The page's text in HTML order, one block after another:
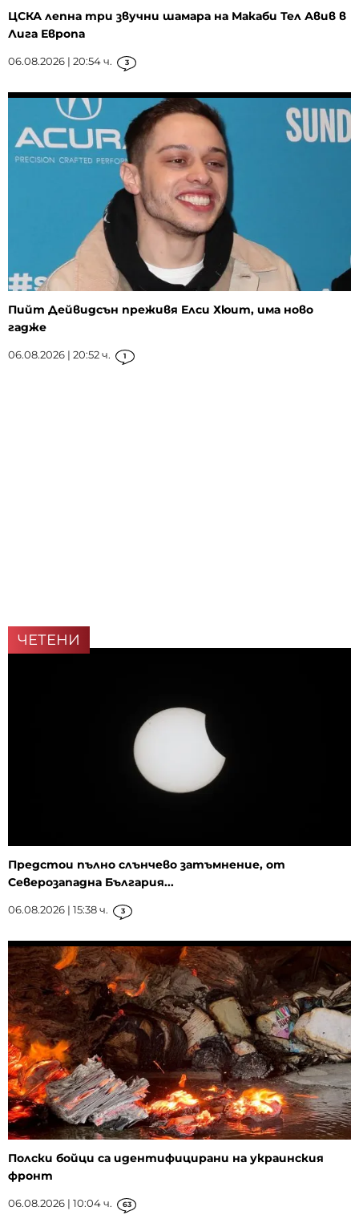
ЦСКА лепна три звучни шамара на Макаби Тел Авив в
Лига Европа
06.08.2026 | 20:54 ч. 3
Пийт Дейвидсън преживя Елси Хюит, има ново
гадже
06.08.2026 | 20:52 ч. 1
ЧЕТЕНИ
Предстои пълно слънчево затъмнение, от
Северозападна България...
06.08.2026 | 15:38 ч. 3
Полски бойци са идентифицирани на украинския
фронт
06.08.2026 | 10:04 ч. 63